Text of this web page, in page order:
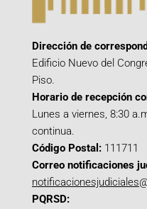
Dirección de
Edificio Nuevo del
Piso.
Horario de recepción
Lunes a viernes, 8:30
continua.
Código Postal: 111711
Correo notificaciones
PQRSD: